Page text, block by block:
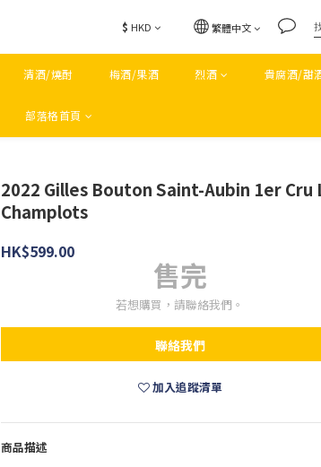
$ HKD 繁體中文
清酒/燒酎 梅酒/果酒 烈酒 貴腐酒/甜
部落格首頁
2022 Gilles Bouton Saint-Aubin 1er Cru
Champlots
HK$599.00
售完
若想購買，請聯絡我們。
聯絡我們
加入追蹤清單
商品描述